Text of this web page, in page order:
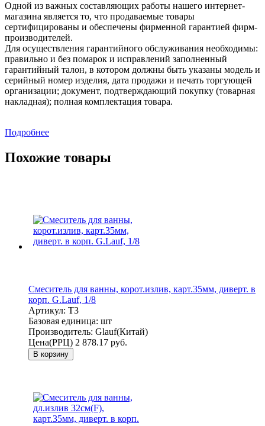
Одной из важных составляющих работы нашего интернет-
магазина является то, что продаваемые товары
сертифицированы и обеспечены фирменной гарантией фирм-
производителей.
Для осуществления гарантийного обслуживания необходимы:
правильно и без помарок и исправлений заполненный
гарантийный талон, в котором должны быть указаны модель и
серийный номер изделия, дата продажи и печать торгующей
организации; документ, подтверждающий покупку (товарная
накладная); полная комплектация товара.
Подробнее
Похожие товары
Смеситель для ванны, корот.излив, карт.35мм, диверт. в
корп. G.Lauf, 1/8
Артикул: T3
Базовая единица: шт
Производитель: Glauf(Китай)
Цена(РРЦ) 2 878.17 руб.
В корзину